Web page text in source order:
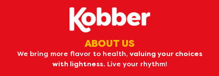
ABOUT US
We bring more flavor to health, valuing your choices
with lightness.Live your rhythm!